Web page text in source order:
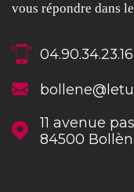
vous répondre dans
04.90.34.23.16
11 avenue
84500